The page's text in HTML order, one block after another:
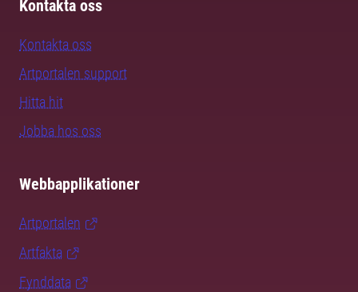
Kontakta oss
Kontakta oss
Artportalen support
Hitta hit
Jobba hos oss
Webbapplikationer
Artportalen
Artfakta
Fynddata